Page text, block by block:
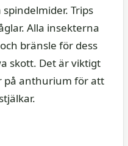
Trips
Alla insekterna
bränsle för dess
skott. Det är viktigt
på anthurium för att